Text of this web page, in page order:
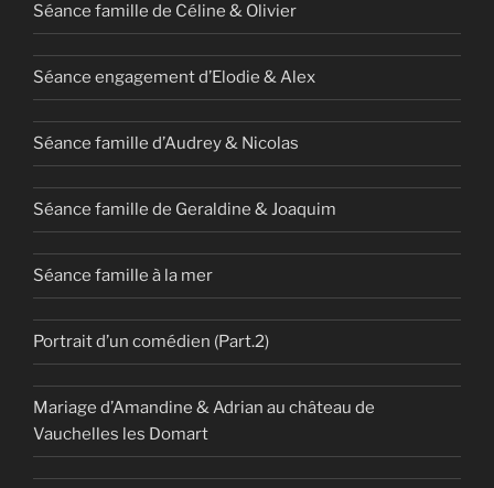
Séance famille de Céline & Olivier
Séance engagement d’Elodie & Alex
Séance famille d’Audrey & Nicolas
Séance famille de Geraldine & Joaquim
Séance famille à la mer
Portrait d’un comédien (Part.2)
Mariage d’Amandine & Adrian au château de
Vauchelles les Domart